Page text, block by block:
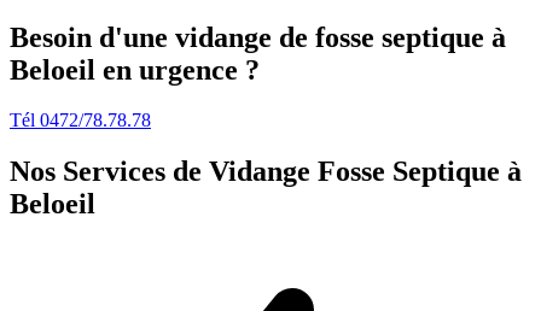
Besoin d'une vidange de fosse septique à
Beloeil en urgence ?
Tél 0472/78.78.78
Nos Services de Vidange Fosse Septique à
Beloeil